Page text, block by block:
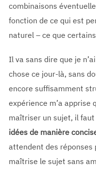
combinaisons
fonction de ce qui est
naturel – ce que
Il va sans dire que je
chose ce jour-là, sans
encore suffisamment
expérience m’a apprise
maîtriser un sujet, il faut
idées de manière
attendent des réponses
maîtrise le sujet sans